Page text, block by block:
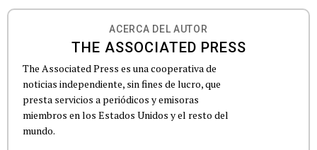
ACERCA DEL AUTOR
THE ASSOCIATED PRESS
The Associated Press es una cooperativa de
noticias independiente, sin fines de lucro, que
presta servicios a periódicos y emisoras
miembros en los Estados Unidos y el resto del
mundo.